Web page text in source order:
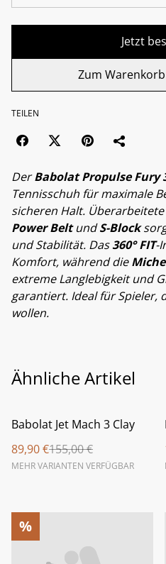
Jetzt
Zum
TEILEN
DerBabolat Propulse Fury
Tennisschuh für maximale
sicheren Halt.
Power BeltundS-Block
und Stabilität. Das360° FIT-
Komfort, während die
extreme Langlebigkeit und
garantiert. Ideal für Spieler,
wollen.
Ähnliche Artikel
%
Babolat Jet Mach 3 Clay
89,90 €155,00 €
MEHR VARIANTEN VERFÜGBAR
%